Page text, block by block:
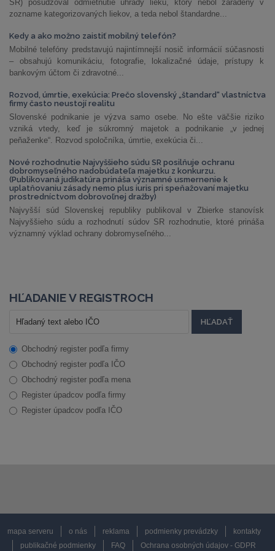
SR) posudzoval odmietnutie úhrady lieku, ktorý nebol zaradený v
zozname kategorizovaných liekov, a teda nebol štandardne...
Kedy a ako možno zaistiť mobilný telefón?
Mobilné telefóny predstavujú najintímnejší nosič informácií súčasnosti
– obsahujú komunikáciu, fotografie, lokalizačné údaje, prístupy k
bankovým účtom či zdravotné...
Rozvod, úmrtie, exekúcia: Prečo slovenský „štandard“ vlastníctva
firmy často neustojí realitu
Slovenské podnikanie je výzva samo osebe. No ešte väčšie riziko
vzniká vtedy, keď je súkromný majetok a podnikanie „v jednej
peňaženke“. Rozvod spoločníka, úmrtie, exekúcia či...
Nové rozhodnutie Najvyššieho súdu SR posilňuje ochranu
dobromyseľného nadobúdateľa majetku z konkurzu.
(Publikovaná judikatúra prináša významné usmernenie k
uplatňovaniu zásady nemo plus iuris pri speňažovaní majetku
prostredníctvom dobrovoľnej dražby)
Najvyšší súd Slovenskej republiky publikoval v Zbierke stanovísk
Najvyššieho súdu a rozhodnutí súdov SR rozhodnutie, ktoré prináša
významný výklad ochrany dobromyseľného...
HĽADANIE V REGISTROCH
Obchodný register podľa firmy
Obchodný register podľa IČO
Obchodný register podľa mena
Register úpadcov podľa firmy
Register úpadcov podľa IČO
mapa serveru o nás reklama podmienky prevádzky
kontakty
publikačné podmienky
FAQ Ochrana osobných údajov - GDPR